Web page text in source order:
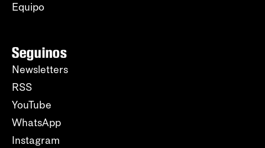
Equipo
Seguinos
Newsletters
RSS
YouTube
WhatsApp
Instagram